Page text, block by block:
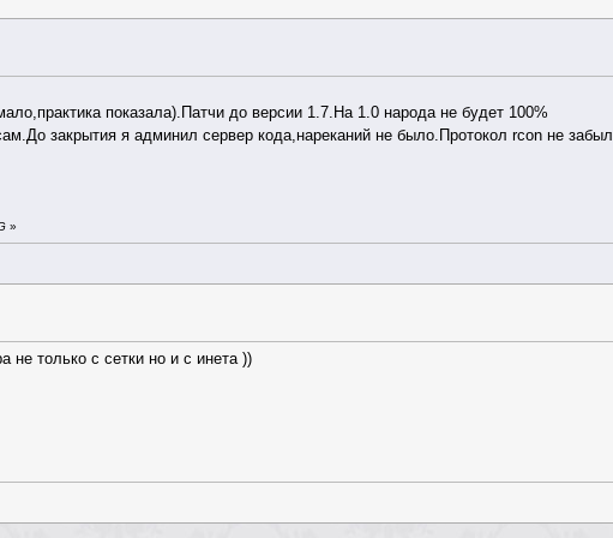
показала).Патчи до версии 1.7.На 1.0 народа не будет 100%
закрытия я админил сервер кода,нареканий не было.Протокол rcon не забыл
»
не только с сетки но и с инета ))